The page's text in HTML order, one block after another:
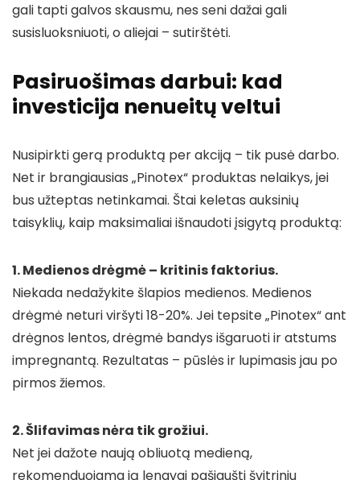
gali tapti galvos skausmu, nes seni dažai gali
susisluoksniuoti, o aliejai – sutirštėti.
Pasiruošimas darbui: kad
investicija nenueitų veltui
Nusipirkti gerą produktą per akciją – tik pusė darbo.
Net ir brangiausias „Pinotex“ produktas nelaikys, jei
bus užteptas netinkamai. Štai keletas auksinių
taisyklių, kaip maksimaliai išnaudoti įsigytą produktą:
1. Medienos drėgmė – kritinis faktorius.
Niekada nedažykite šlapios medienos. Medienos
drėgmė neturi viršyti 18-20%. Jei tepsite „Pinotex“ ant
drėgnos lentos, drėgmė bandys išgaruoti ir atstums
impregnantą. Rezultatas – pūslės ir lupimasis jau po
pirmos žiemos.
2. Šlifavimas nėra tik grožiui.
Net jei dažote naują obliuotą medieną,
rekomenduojama ją lengvai pašiaušti švitriniu